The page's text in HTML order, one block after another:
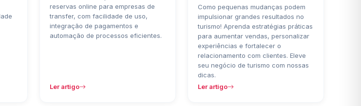
reservas online para empresas de
transfer, com facilidade de uso,
integração de pagamentos e
automação de processos eficientes.
Ler artigo
Como pequenas mudanças podem
impulsionar grandes resultados no
turismo! Aprenda estratégias práticas
para aumentar vendas, personalizar
experiências e fortalecer o
relacionamento com clientes. Eleve
seu negócio de turismo com nossas
dicas.
Ler artigo